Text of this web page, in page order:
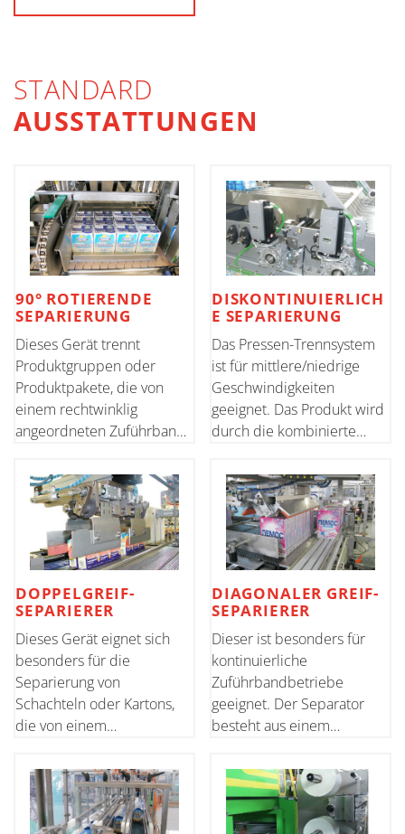
STANDARD
AUSSTATTUNGEN
90° ROTIERENDE
SEPARIERUNG
Dieses Gerät trennt
Produktgruppen oder
Produktpakete, die von
einem rechtwinklig
angeordneten Zuführband
besteht aus einer Einheit
zur Auswahl von Produkten
und einer rotierenden
Einheit aus Stangen, die von
einem bürstenlosen
DISKONTINUIERLICH
E SEPARIERUNG
Das Pressen-Trennsystem
ist für mittlere/niedrige
Geschwindigkeiten
geeignet. Das Produkt wird
durch die kombinierte
des unteren
Transportbandes getrennt.
Diese Lösung gewährleistet
maximale Leichtigkeit für
Anpassungen bei For
DOPPELGREIF-
SEPARIERER
Dieses Gerät eignet sich
besonders für die
Separierung von
Schachteln oder Kartons,
die von einem
Zuführband kommen. Der
Separierer besteht aus
einem pneumatisch
DIAGONALER GREIF-
SEPARIERER
Dieser ist besonders für
kontinuierliche
Zuführbandbetriebe
geeignet. Der Separator
besteht aus einem
Greifer und der diagonalen
Bewegung zur Zuführung
von Produkten in die